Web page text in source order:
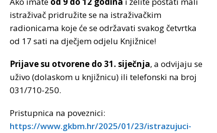
istraživač pridružite se na istraživačkim
radionicama koje će se održavati svakog četvrtka
od 17 sati na dječjem odjelu Knjižnice!
Prijave su otvorene do 31. siječnja, a odvijaju se
uživo (dolaskom u knjižnicu) ili telefonski na broj
031/710-250.
Pristupnica na poveznici:
https://www.gkbm.hr/2025/01/23/istrazujuci-